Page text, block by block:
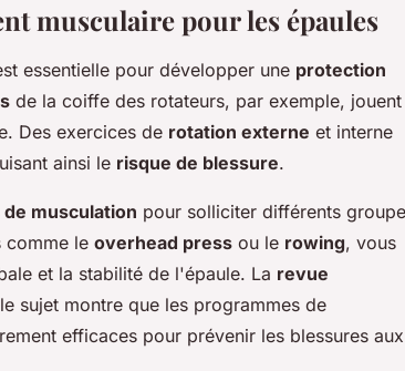
musculaire pour les épaules
essentielle pour développer une protection
de la coiffe des rotateurs, par exemple, jouent
Des exercices de rotation externe et interne
ainsi le risque de blessure.
musculation pour solliciter différents
comme le overhead press ou le rowing, vous
et la stabilité de l'épaule. La revue
sujet montre que les programmes de
efficaces pour prévenir les blessures aux